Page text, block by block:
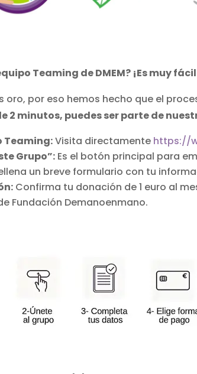
Teaming de DMEM? ¡Es muy
oro, por eso hemos hecho que el
2 minutos, puedes ser parte de
Teaming:Visita directamente https://
Grupo”: Es el botón principal para
un breve formulario con tu
Confirma tu donación de 1 euro al
Fundación Demanoenmano.